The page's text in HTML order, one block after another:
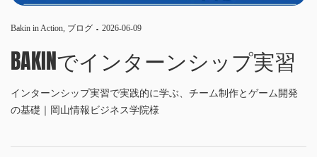
Bakin in Action, ブログ 2026-06-09
BAKINでインターンシップ実習
インターンシップ実習で実践的に学ぶ、チーム制作とゲーム開発
の基礎｜岡山情報ビジネス学院様